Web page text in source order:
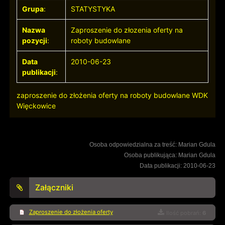
Grupa: STATYSTYKA
Nazwa
pozycji:
Zaproszenie do złozenia oferty na
roboty budowlane
Data
publikacji:
2010-06-23
zaproszenie do złożenia oferty na roboty budowlane WDK
Więckowice
Osoba odpowiedzialna za treść: Marian Gdula
Osoba publikująca: Marian Gdula
Data publikacji: 2010-06-23
Załączniki
Zaproszenie do złożenia oferty